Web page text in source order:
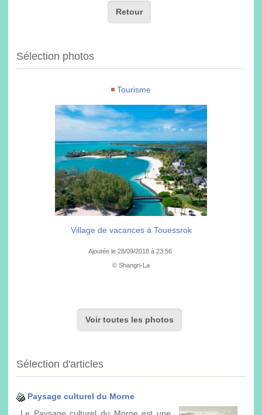
Retour
Sélection photos
Tourisme
Village de vacances à Touessrok
Ajoutée le 28/09/2018 à 23:56
© Shangri-La
Voir toutes les photos
Sélection d'articles
Paysage culturel du Morne